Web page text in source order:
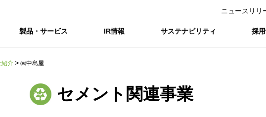
会社概要
コーポレートガバナンス
製品・サービス IR情報
IRニュース
財務・業績推移
サステナビリティ
企業理念・環境理念・行動指針
Enviroment（環境）
採
新卒採用サイト（全国勤務コース）
ニュースリリ
紹介 ㈱中島屋
セメント関連事業